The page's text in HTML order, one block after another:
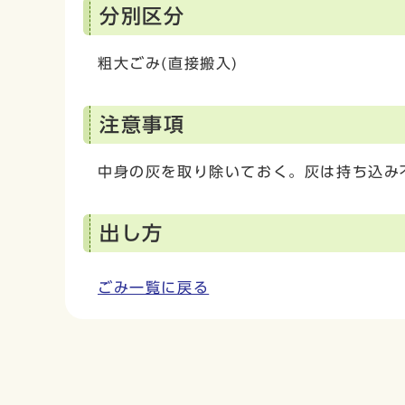
分別区分
粗大ごみ(直接搬入)
注意事項
中身の灰を取り除いておく。灰は持ち込み
出し方
ごみ一覧に戻る